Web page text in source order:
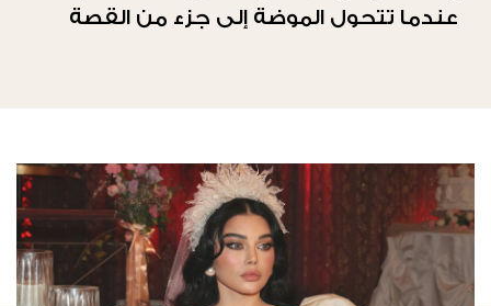
عندما تتحول الموضة إلى جزء من القصة